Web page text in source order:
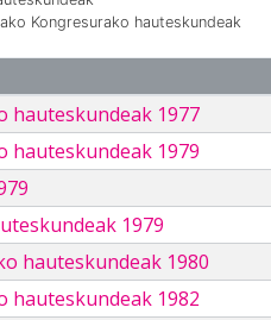
Kongresurako hauteskundeak
hauteskundeak 1977
hauteskundeak 1979
1979
hauteskundeak 1980
hauteskundeak 1982